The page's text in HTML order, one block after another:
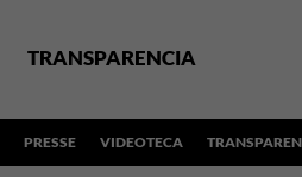
TRANSPARENCIA
PRESSE VIDEOTECA